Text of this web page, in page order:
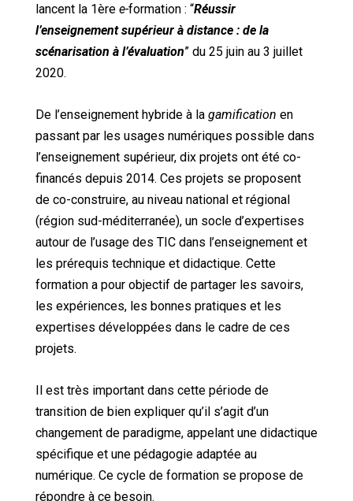
lancent la 1ère e-formation : “Réussir
l’enseignement supérieur à distance : de la
scénarisation à l’évaluation” du 25 juin au 3 juillet
2020.
De l’enseignement hybride à la gamification en
passant par les usages numériques possible dans
l’enseignement supérieur, dix projets ont été co-
financés depuis 2014. Ces projets se proposent
de co-construire, au niveau national et régional
(région sud-méditerranée), un socle d’expertises
autour de l’usage des TIC dans l’enseignement et
les prérequis technique et didactique. Cette
formation a pour objectif de partager les savoirs,
les expériences, les bonnes pratiques et les
expertises développées dans le cadre de ces
projets.
Il est très important dans cette période de
transition de bien expliquer qu’il s’agit d’un
changement de paradigme, appelant une didactique
spécifique et une pédagogie adaptée au
numérique. Ce cycle de formation se propose de
répondre à ce besoin.